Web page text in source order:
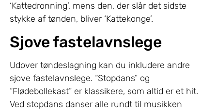
‘Kattedronning’, mens den, der slår det sidste
stykke af tønden, bliver ‘Kattekonge’.
Sjove fastelavnslege
Udover tøndeslagning kan du inkludere andre
sjove fastelavnslege. “Stopdans” og
“Flødebollekast” er klassikere, som altid er et hit.
Ved stopdans danser alle rundt til musikken